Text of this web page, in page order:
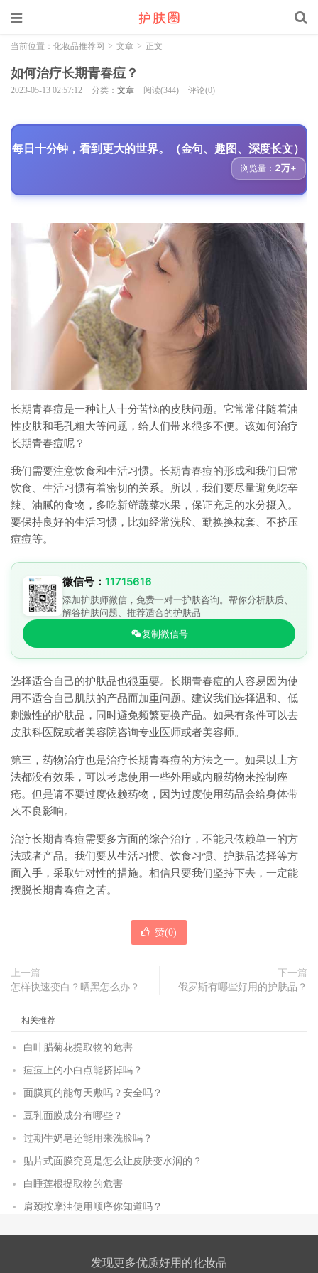
当前位置： 化妆品推荐网 > 文章 > 正文
如何治疗长期青春痘？
2023-05-13 02:57:12 分类： 文章 阅读(344) 评论(0)
每日十分钟，看到更大的世界。（金句、趣图、深度长文）
浏览量： 2万+
长期青春痘是一种让人十分苦恼的皮肤问题。它常常伴随着油
性皮肤和毛孔粗大等问题，给人们带来很多不便。该如何治疗
长期青春痘呢？
我们需要注意饮食和生活习惯。长期青春痘的形成和我们日常
饮食、生活习惯有着密切的关系。所以，我们要尽量避免吃辛
辣、油腻的食物，多吃新鲜蔬菜水果，保证充足的水分摄入。
要保持良好的生活习惯，比如经常洗脸、勤换换枕套、不挤压
痘痘等。
微信号： 11715616
添加护肤师微信，免费一对一护肤咨询。帮你分析肤质、
解答护肤问题、推荐适合的护肤品
复制微信号
选择适合自己的护肤品也很重要。长期青春痘的人容易因为使
用不适合自己肌肤的产品而加重问题。建议我们选择温和、低
刺激性的护肤品，同时避免频繁更换产品。如果有条件可以去
皮肤科医院或者美容院咨询专业医师或者美容师。
第三，药物治疗也是治疗长期青春痘的方法之一。如果以上方
法都没有效果，可以考虑使用一些外用或内服药物来控制痤
疮。但是请不要过度依赖药物，因为过度使用药品会给身体带
来不良影响。
治疗长期青春痘需要多方面的综合治疗，不能只依赖单一的方
法或者产品。我们要从生活习惯、饮食习惯、护肤品选择等方
面入手，采取针对性的措施。相信只要我们坚持下去，一定能
摆脱长期青春痘之苦。
赞(0)
上一篇
怎样快速变白？晒黑怎么办？
下一篇
俄罗斯有哪些好用的护肤品？
相关推荐
白叶腊菊花提取物的危害
痘痘上的小白点能挤掉吗？
面膜真的能每天敷吗？安全吗？
豆乳面膜成分有哪些？
过期牛奶皂还能用来洗脸吗？
贴片式面膜究竟是怎么让皮肤变水润的？
白睡莲根提取物的危害
肩颈按摩油使用顺序你知道吗？
发现更多优质好用的化妆品